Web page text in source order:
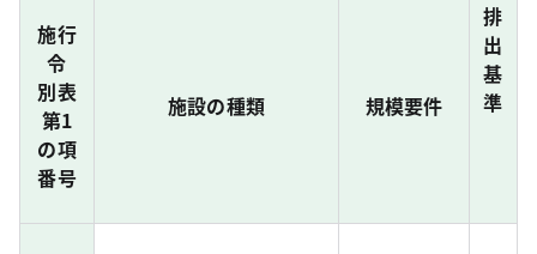
排
出
基
準
施行
令
別表
第1
の項
番号
施設の種類 規模要件